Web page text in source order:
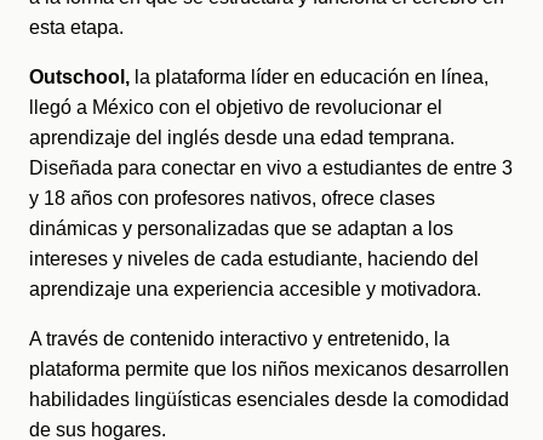
esta etapa.
Outschool, la plataforma líder en educación en línea,
llegó a México con el objetivo de revolucionar el
aprendizaje del inglés desde una edad temprana.
Diseñada para conectar en vivo a estudiantes de entre 3
y 18 años con profesores nativos, ofrece clases
dinámicas y personalizadas que se adaptan a los
intereses y niveles de cada estudiante, haciendo del
aprendizaje una experiencia accesible y motivadora.
A través de contenido interactivo y entretenido, la
plataforma permite que los niños mexicanos desarrollen
habilidades lingüísticas esenciales desde la comodidad
de sus hogares.